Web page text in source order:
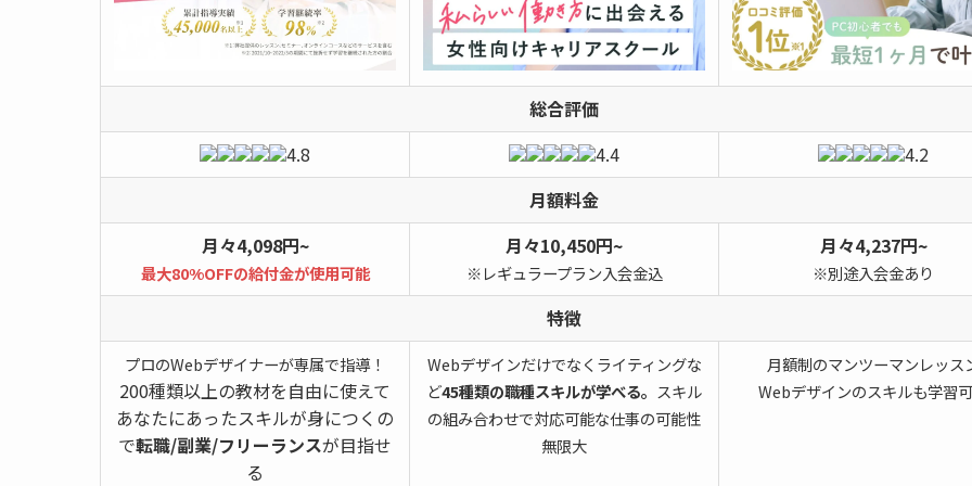
総合評価
4.8
4.4
4.2
月額料金
月々4,098円~
最大80%OFFの給付金が使用可能
月々10,450円~
※レギュラープラン入会金込
月々4,237円~
※別途入会金あり
特徴
プロのWebデザイナーが専属で指導！
200種類以上の教材を自由に使えて
あなたにあったスキルが身につくの
で転職/副業/フリーランスが目指せ
る
Webデザインだけでなくライティングな
ど45種類の職種スキルが学べる。 スキル
の組み合わせで対応可能な仕事の可能性
無限大
月額制のマンツーマンレッス
Webデザインのスキルも学習